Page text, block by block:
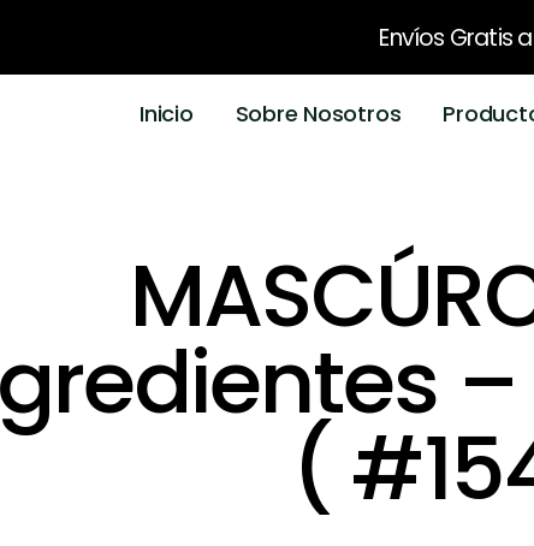
Envíos Gratis
Inicio Sobre Nosotros
(